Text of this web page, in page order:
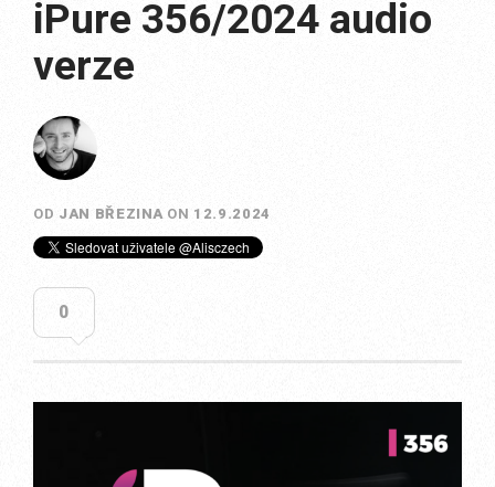
iPure 356/2024 audio
verze
OD JAN BŘEZINA ON 12.9.2024
0